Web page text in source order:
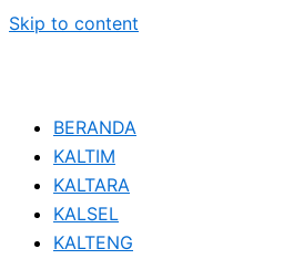
Skip to content
BERANDA
KALTIM
KALTARA
KALSEL
KALTENG